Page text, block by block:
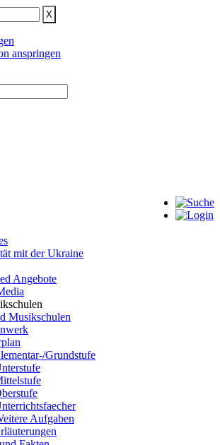
anspringen
mit der Ukraine
Angebote
Musikschulen
Grundstufe
Aufgaben